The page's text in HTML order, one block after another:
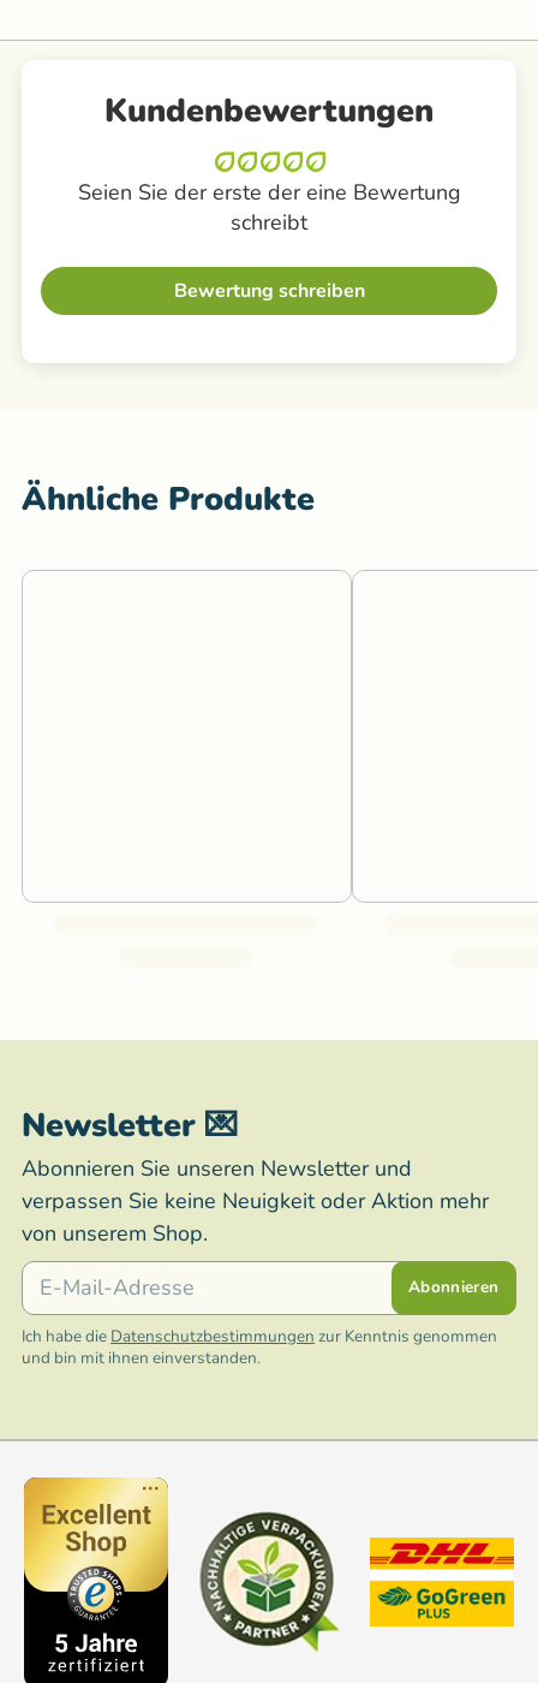
Kundenbewertungen
Seien Sie der erste der eine Bewertung
schreibt
Bewertung schreiben
Ähnliche Produkte
Newsletter 💌
Abonnieren Sie unseren Newsletter und
verpassen Sie keine Neuigkeit oder Aktion mehr
von unserem Shop.
E-Mail
Abonnieren
Ich habe die Datenschutzbestimmungen zur Kenntnis genommen
und bin mit ihnen einverstanden.